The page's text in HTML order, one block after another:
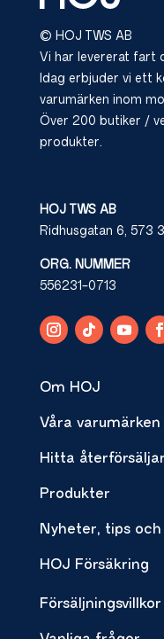
© HOJ TWS AB
Vi har levererat fart
Idag erbjuder vi ett
varumärken inom
Över 200 butiker /
produkter.
HOJ TWS AB
Ridhusgatan 6, 573
ORG. NUMMER
556231-0713
Om HOJ
Våra varumärken
Hitta
Produkter
Nyheter, tips och
HOJ Försäkring
Försäljningsvillkor